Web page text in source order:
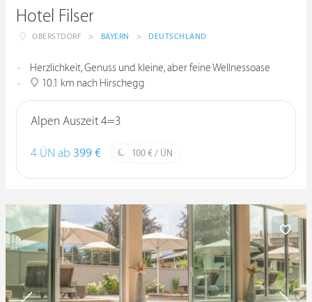
Hotel Filser
OBERSTDORF > BAYERN > DEUTSCHLAND
Herzlichkeit, Genuss und kleine, aber feine Wellnessoase
10.1 km nach Hirschegg
Alpen Auszeit 4=3
4 ÜN ab 399 € 100 € / ÜN